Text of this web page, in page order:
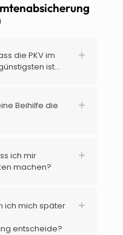
die PKV im
ist…
Beihilfe die
ich mir
machen?
ich mich später
entscheide?